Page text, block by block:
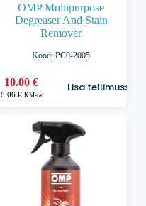
OMP Multipurpose
Degreaser And Stain
Remover
Kood: PC0-2005
10.00 €
8.06 € KM-ta
Lisa tellimusse